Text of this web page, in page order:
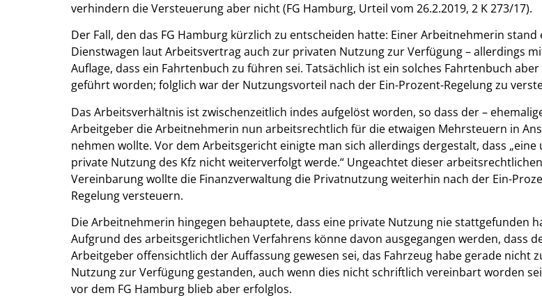
verhindern die Versteuerung aber nicht (FG Hamburg, Urteil vom 26.2.2019, 2 K 273/17).
Der Fall, den das FG Hamburg kürzlich zu entscheiden hatte: Einer Arbeitnehmerin stand
Dienstwagen laut Arbeitsvertrag auch zur privaten Nutzung zur Verfügung – allerdings
Auflage, dass ein Fahrtenbuch zu führen sei. Tatsächlich ist ein solches Fahrtenbuch
geführt worden; folglich war der Nutzungsvorteil nach der Ein-Prozent-Regelung zu
Das Arbeitsverhältnis ist zwischenzeitlich indes aufgelöst worden, so dass der –
Arbeitgeber die Arbeitnehmerin nun arbeitsrechtlich für die etwaigen Mehrsteuern in
nehmen wollte. Vor dem Arbeitsgericht einigte man sich allerdings dergestalt, dass
private Nutzung des Kfz nicht weiterverfolgt werde.“ Ungeachtet dieser arbeitsrechtlichen
Vereinbarung wollte die Finanzverwaltung die Privatnutzung weiterhin nach der Ein-
Regelung versteuern.
Die Arbeitnehmerin hingegen behauptete, dass eine private Nutzung nie stattgefunden
Aufgrund des arbeitsgerichtlichen Verfahrens könne davon ausgegangen werden, dass
Arbeitgeber offensichtlich der Auffassung gewesen sei, das Fahrzeug habe gerade nicht
Nutzung zur Verfügung gestanden, auch wenn dies nicht schriftlich vereinbart worden
vor dem FG Hamburg blieb aber erfolglos.